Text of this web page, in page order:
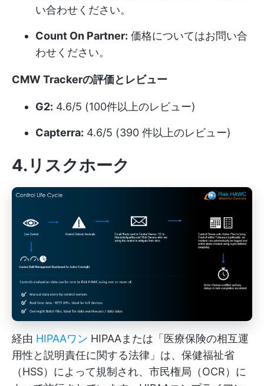
い合わせください。
Count On Partner: 価格についてはお問い合
わせください。
CMW Trackerの評価とレビュー
G2: 4.6/5 (100件以上のレビュー)
Capterra: 4.6/5 (390 件以上のレビュー)
4.リスクホーク
経由 HIPAAワン HIPAAまたは「医療保険の相互運
用性と説明責任に関する法律」は、保健福祉省
（HSS）によって規制され、市民権局（OCR）に